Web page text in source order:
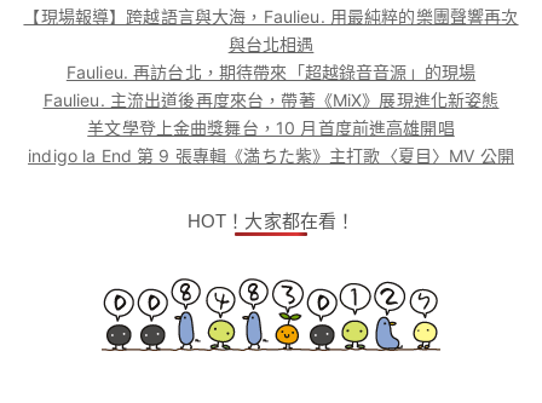
【現場報導】跨越語言與大海，Faulieu. 用最純粹的樂團聲響再次
與台北相遇
Faulieu. 再訪台北，期待帶來「超越錄音音源」的現場
Faulieu. 主流出道後再度來台，帶著《MiX》展現進化新姿態
羊文學登上金曲獎舞台，10 月首度前進高雄開唱
indigo la End 第 9 張專輯《満ちた紫》主打歌〈夏目〉MV 公開
HOT！大家都在看！